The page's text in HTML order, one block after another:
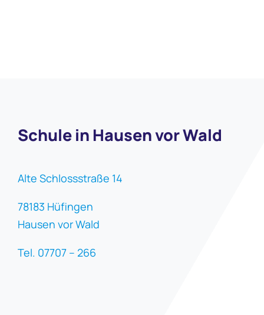
Schule in Hausen vor Wald
Alte Schlossstraße 14
78183 Hüfingen
Hausen vor Wald
Tel. 07707 – 266